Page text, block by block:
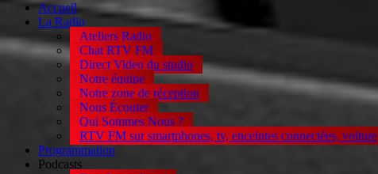
Accueil
La Radio
Ateliers Radio
Chat RTV FM
Direct Video du studio
Notre équipe
Notre zone de réception
Nous Écouter
Qui Sommes Nous ?
RTV FM sur smartphones, tv, enceintes connectées, voiture
Programmation
Podcasts